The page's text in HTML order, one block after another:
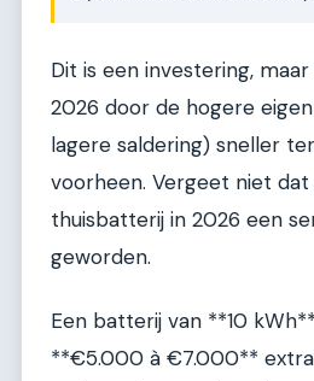
Dit is een investering,
2026 door de hogere
lagere saldering) sneller
voorheen. Vergeet niet
thuisbatterij in 2026 een
geworden.
Een batterij van **10
**€5.000 à €7.000**